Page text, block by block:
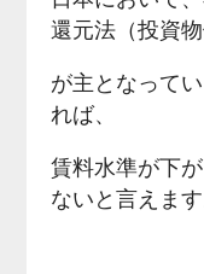
還元法（投資物
が主となって
れば、
賃料水準が下
ないと言えます